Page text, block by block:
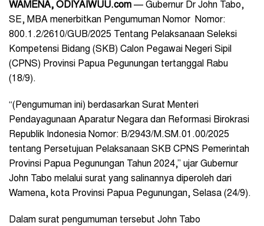
WAMENA, ODIYAIWUU.com — Gubernur Dr John Tabo,
SE, MBA menerbitkan Pengumuman Nomor Nomor:
800.1.2/2610/GUB/2025 Tentang Pelaksanaan Seleksi
Kompetensi Bidang (SKB) Calon Pegawai Negeri Sipil
(CPNS) Provinsi Papua Pegunungan tertanggal Rabu
(18/9).
“(Pengumuman ini) berdasarkan Surat Menteri
Pendayagunaan Aparatur Negara dan Reformasi Birokrasi
Republik Indonesia Nomor: B/2943/M.SM.01.00/2025
tentang Persetujuan Pelaksanaan SKB CPNS Pemerintah
Provinsi Papua Pegunungan Tahun 2024,” ujar Gubernur
John Tabo melalui surat yang salinannya diperoleh dari
Wamena, kota Provinsi Papua Pegunungan, Selasa (24/9).
Dalam surat pengumuman tersebut John Tabo